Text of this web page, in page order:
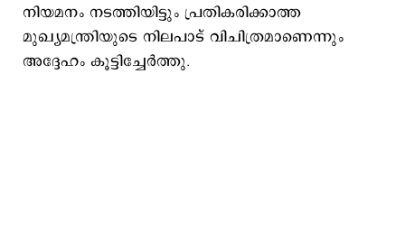
നിയമനം നടത്തിയിട്ടും പ്രതികരിക്കാത്ത
മുഖ്യമന്ത്രിയുടെ നിലപാട് വിചിത്രമാണെന്നും
അദ്ദേഹം കൂട്ടിച്ചേര്‍ത്തു.